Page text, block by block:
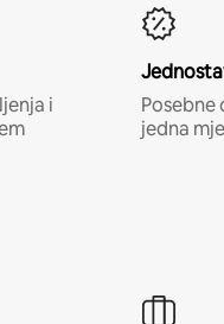
i
Posebne
jedna